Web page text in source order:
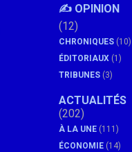
✍️ OPINION
(12)
CHRONIQUES (10)
ÉDITORIAUX (1)
TRIBUNES (3)
ACTUALITÉS
(202)
À LA UNE (111)
ÉCONOMIE (14)